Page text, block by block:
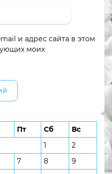
и адрес сайта в этом
моих
Пт Сб
Вс
1
2
7 8
9